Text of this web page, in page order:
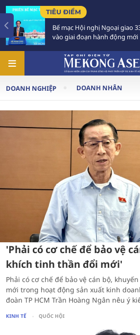
TIÊU ĐIỂM
Bế mạc Hội nghị Ngoại giao
vào giai đoạn hành động mới
DOANH NGHIỆP DOANH NHÂN
'Phải có cơ chế để bảo vệ
khích tinh thần đổi mới'
Phải có cơ chế để bảo vệ cán bộ,
mới trong hoạt động sản xuất kinh
đoàn TP HCM Trần Hoàng Ngân nêu ý
KINH TẾ QUỐC HỘI